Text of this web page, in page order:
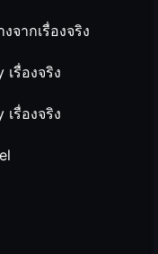
จากเรื่องจริง
รื่องจริง
รื่องจริง